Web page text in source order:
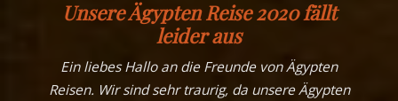
Unsere Ägypten Reise 2020 fällt
leider aus
Ein liebes Hallo an die Freunde von Ägypten
Reisen. Wir sind sehr traurig, da unsere Ägypten